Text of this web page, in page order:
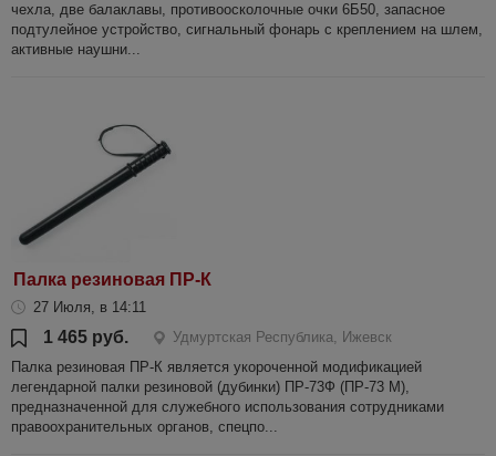
чехла, две балаклавы, противоосколочные очки 6Б50, запасное
подтулейное устройство, сигнальный фонарь с креплением на шлем,
активные наушни...
Палка резиновая ПР-К
27 Июля, в 14:11
1 465 руб.
Удмуртская Республика, Ижевск
Палка резиновая ПР-К является укороченной модификацией
легендарной палки резиновой (дубинки) ПР-73Ф (ПР-73 М),
предназначенной для служебного использования сотрудниками
правоохранительных органов, спецпо...